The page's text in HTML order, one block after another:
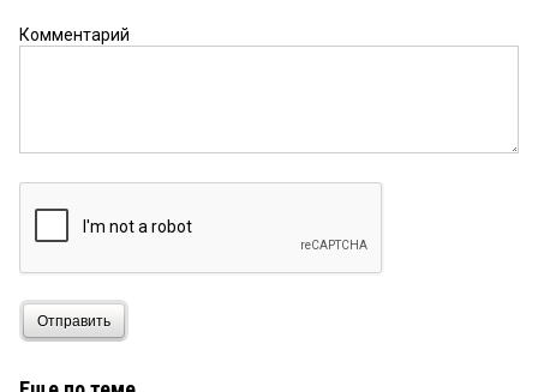
Комментарий
Отправить